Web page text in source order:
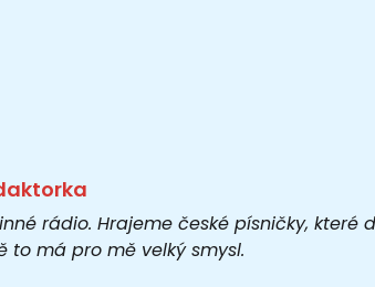
rádio. Hrajeme české písničky,
to má pro mě velký smysl.